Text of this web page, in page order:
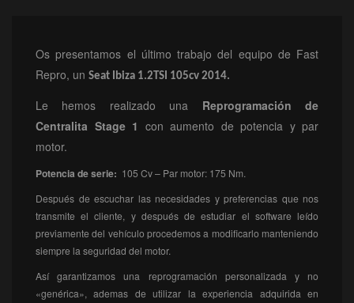
Os presentamos el último trabajo del equipo de Fast
Repro, un Seat Ibiza 1.2TSI 105cv 2014.
Le hemos realizado una Reprogramaciónde
Centralita Stage 1 con aumento de potencia y par
motor.
Potencia de serie: 105 Cv – Par motor: 175 Nm.
Después de escuchar las necesidades y preferencias que nos
transmite el cliente, y después de estudiar el software leído
previamente del vehículo procedemos a modificarlo manteniendo
siempre la seguridad del motor.
Así garantizamos una reprogramación personalizada y no
«genérica», ademas de utilizar la experiencia adquirida en